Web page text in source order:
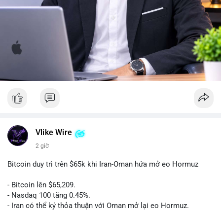
Vlike Wire
2 giờ
Bitcoin duy trì trên $65k khi Iran-Oman hứa mở eo Hormuz
- Bitcoin lên $65,209.
- Nasdaq 100 tăng 0.45%.
- Iran có thể ký thỏa thuận với Oman mở lại eo Hormuz.